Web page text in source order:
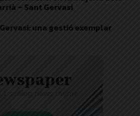
– Sant Gervasi
una gestió exemplar